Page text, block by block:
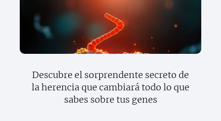
Descubre el sorprendente secreto de
la herencia que cambiará todo lo que
sabes sobre tus genes